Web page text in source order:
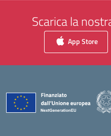
Scarica la
App Store